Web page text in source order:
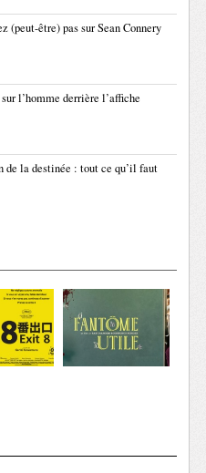
(peut-être) pas sur Sean Connery
l’homme derrière l’affiche
de la destinée : tout ce qu’il faut